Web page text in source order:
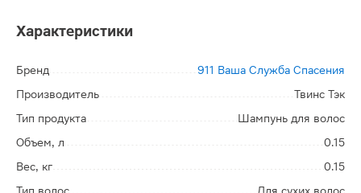
Характеристики
Бренд
911 Ваша Служба Спасения
Производитель
Твинс Тэк
Тип продукта
Шампунь для волос
Объем, л
0.15
Вес, кг
0.15